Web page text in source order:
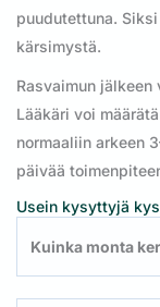
puudutettuna.
kärsimystä.
Rasvaimun
Lääkäri voi
normaaliin arkeen
päivää
Usein kysyttyjä
Kuinka monta